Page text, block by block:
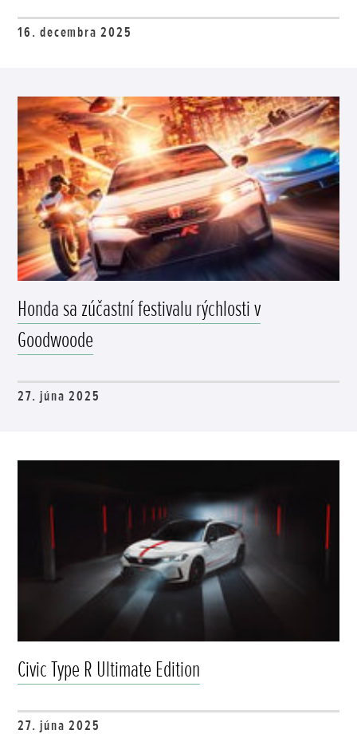
16. decembra 2025
Honda sa zúčastní festivalu rýchlosti v
Goodwoode
27. júna 2025
Civic Type R Ultimate Edition
27. júna 2025